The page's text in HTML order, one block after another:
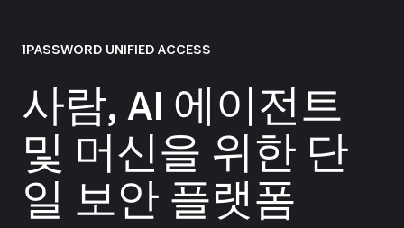
1PASSWORD UNIFIED ACCESS
사람, AI 에이전트
및 머신을 위한 단
일 보안 플랫폼